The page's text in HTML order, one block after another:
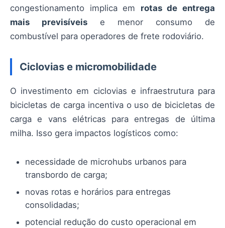
congestionamento implica em rotas de entrega
mais previsíveis e menor consumo de
combustível para operadores de frete rodoviário.
Ciclovias e micromobilidade
O investimento em ciclovias e infraestrutura para
bicicletas de carga incentiva o uso de bicicletas de
carga e vans elétricas para entregas de última
milha. Isso gera impactos logísticos como:
necessidade de microhubs urbanos para
transbordo de carga;
novas rotas e horários para entregas
consolidadas;
potencial redução do custo operacional em